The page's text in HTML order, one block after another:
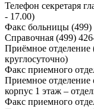
Телефон секретаря
- 17.00)
Факс больницы (499)
Справочная (499)
Приёмное отделение
круглосуточно)
Факс приемного
Приемное отделение
корпус 1 этаж –
Факс приемного